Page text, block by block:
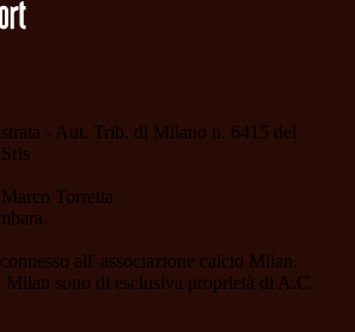
- Aut. Trib. di Milano n. 6415 del
Torretta
all' associazione calcio Milan.
sono di esclusiva proprietà di A.C.